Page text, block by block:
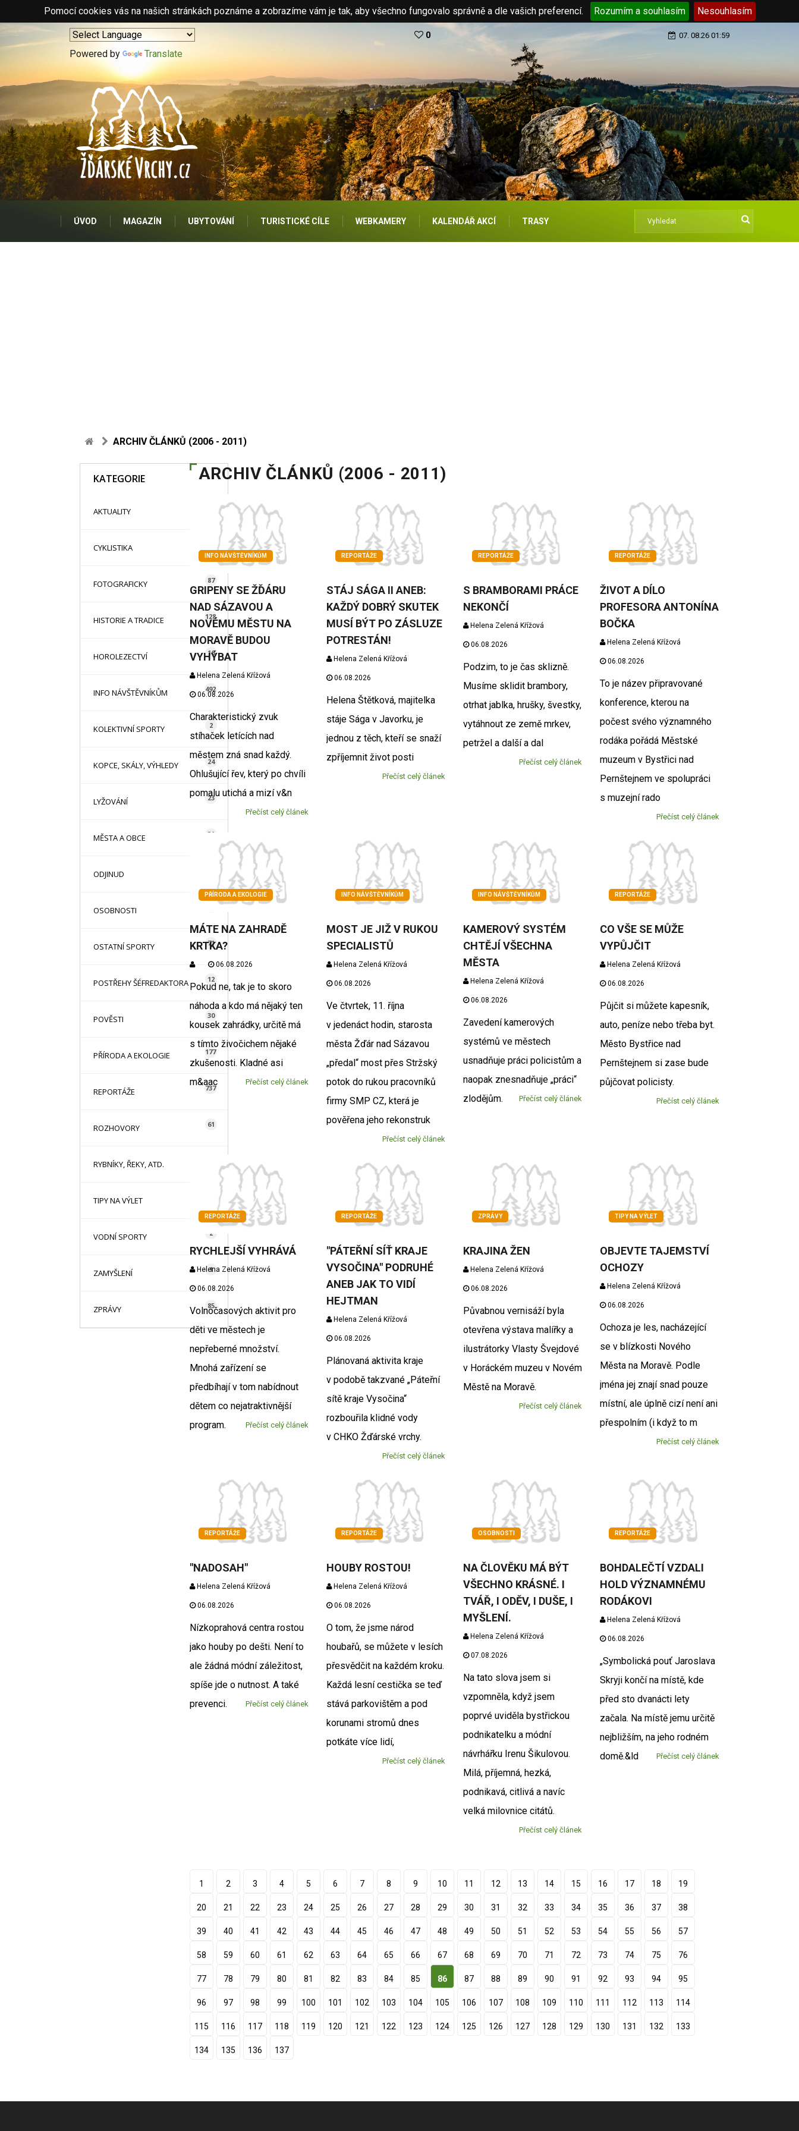
Pomocí cookies vás na našich stránkách poznáme a zobrazíme vám je tak, aby všechno fungovalo správně a dle vašich preferencí. Rozumím a souhlasím Nesouhlasím
Powered by Translate
0 07. 08.26 01:59
ÚVOD MAGAZÍN UBYTOVÁNÍ TURISTICKÉ CÍLE WEBKAMERY KALENDÁŘ AKCÍ TRASY
ARCHIV ČLÁNKŮ (2006 - 2011)
KATEGORIE
AKTUALITY
CYKLISTIKA
FOTOGRAFICKY 87
HISTORIE A TRADICE 128
HOROLEZECTVÍ 16
INFO NÁVŠTĚVNÍKŮM 492
KOLEKTIVNÍ SPORTY 2
KOPCE, SKÁLY, VÝHLEDY 24
LYŽOVÁNÍ 23
MĚSTA A OBCE 31
ODJINUD
OSOBNOSTI
OSTATNÍ SPORTY 71
POSTŘEHY ŠÉFREDAKTORA 12
POVĚSTI 30
PŘÍRODA A EKOLOGIE 177
REPORTÁŽE 737
ROZHOVORY 61
RYBNÍKY, ŘEKY, ATD.
TIPY NA VÝLET
VODNÍ SPORTY 2
ZAMYŠLENÍ 1
ZPRÁVY 85
ARCHIV ČLÁNKŮ (2006 - 2011)
INFO NÁVŠTĚVNÍKŮM
GRIPENY SE ŽĎÁRU
NAD SÁZAVOU A
NOVÉMU MĚSTU NA
MORAVĚ BUDOU
VYHÝBAT
Helena Zelená Křížová
06.08.2026
Charakteristický zvuk
stíhaček letících nad
městem zná snad každý.
Ohlušující řev, který po chvíli
pomalu utichá a mizí v&n
Přečíst celý článek
REPORTÁŽE
STÁJ SÁGA II ANEB:
KAŽDÝ DOBRÝ SKUTEK
MUSÍ BÝT PO ZÁSLUZE
POTRESTÁN!
Helena Zelená Křížová
06.08.2026
Helena Štětková, majitelka
stáje Sága v Javorku, je
jednou z těch, kteří se snaží
zpříjemnit život posti
Přečíst celý článek
REPORTÁŽE
S BRAMBORAMI PRÁCE
NEKONČÍ
Helena Zelená Křížová
06.08.2026
Podzim, to je čas sklizně.
Musíme sklidit brambory,
otrhat jablka, hrušky, švestky,
vytáhnout ze země mrkev,
petržel a další a dal
Přečíst celý článek
REPORTÁŽE
ŽIVOT A DÍLO
PROFESORA ANTONÍNA
BOČKA
Helena Zelená Křížová
06.08.2026
To je název připravované
konference, kterou na
počest svého významného
rodáka pořádá Městské
muzeum v Bystřici nad
Pernštejnem ve spolupráci
s muzejní rado
Přečíst celý článek
PŘÍRODA A EKOLOGIE
MÁTE NA ZAHRADĚ
KRTKA?
06.08.2026
Pokud ne, tak je to skoro
náhoda a kdo má nějaký ten
kousek zahrádky, určitě má
s tímto živočichem nějaké
zkušenosti. Kladné asi
m&aac
Přečíst celý článek
INFO NÁVŠTĚVNÍKŮM
MOST JE JIŽ V RUKOU
SPECIALISTŮ
Helena Zelená Křížová
06.08.2026
Ve čtvrtek, 11. října
v jedenáct hodin, starosta
města Žďár nad Sázavou
„předal“ most přes Stržský
potok do rukou pracovníků
firmy SMP CZ, která je
pověřena jeho rekonstruk
Přečíst celý článek
INFO NÁVŠTĚVNÍKŮM
KAMEROVÝ SYSTÉM
CHTĚJÍ VŠECHNA
MĚSTA
Helena Zelená Křížová
06.08.2026
Zavedení kamerových
systémů ve městech
usnadňuje práci policistům a
naopak znesnadňuje „práci“
zlodějům.
Přečíst celý článek
REPORTÁŽE
CO VŠE SE MŮŽE
VYPŮJČIT
Helena Zelená Křížová
06.08.2026
Půjčit si můžete kapesník,
auto, peníze nebo třeba byt.
Město Bystřice nad
Pernštejnem si zase bude
půjčovat policisty.
Přečíst celý článek
REPORTÁŽE
RYCHLEJŠÍ VYHRÁVÁ
Helena Zelená Křížová
06.08.2026
Volnočasových aktivit pro
děti ve městech je
nepřeberné množství.
Mnohá zařízení se
předbíhají v tom nabídnout
dětem co nejatraktivnější
program.
Přečíst celý článek
REPORTÁŽE
"PÁTEŘNÍ SÍŤ KRAJE
VYSOČINA" PODRUHÉ
ANEB JAK TO VIDÍ
HEJTMAN
Helena Zelená Křížová
06.08.2026
Plánovaná aktivita kraje
v podobě takzvané „Páteřní
sítě kraje Vysočina“
rozbouřila klidné vody
v CHKO Žďárské vrchy.
Přečíst celý článek
ZPRÁVY
KRAJINA ŽEN
Helena Zelená Křížová
06.08.2026
Půvabnou vernisáží byla
otevřena výstava malířky a
ilustrátorky Vlasty Švejdové
v Horáckém muzeu v Novém
Městě na Moravě.
Přečíst celý článek
TIPY NA VÝLET
OBJEVTE TAJEMSTVÍ
OCHOZY
Helena Zelená Křížová
06.08.2026
Ochoza je les, nacházející
se v blízkosti Nového
Města na Moravě. Podle
jména jej znají snad pouze
místní, ale úplně cizí není ani
přespolním (i když to m
Přečíst celý článek
REPORTÁŽE
"NADOSAH"
Helena Zelená Křížová
06.08.2026
Nízkoprahová centra rostou
jako houby po dešti. Není to
ale žádná módní záležitost,
spíše jde o nutnost. A také
prevenci.
Přečíst celý článek
REPORTÁŽE
HOUBY ROSTOU!
Helena Zelená Křížová
06.08.2026
O tom, že jsme národ
houbařů, se můžete v lesích
přesvědčit na každém kroku.
Každá lesní cestička se teď
stává parkovištěm a pod
korunami stromů dnes
potkáte více lidí,
Přečíst celý článek
OSOBNOSTI
NA ČLOVĚKU MÁ BÝT
VŠECHNO KRÁSNÉ. I
TVÁŘ, I ODĚV, I DUŠE, I
MYŠLENÍ.
Helena Zelená Křížová
07.08.2026
Na tato slova jsem si
vzpomněla, když jsem
poprvé uviděla bystřickou
podnikatelku a módní
návrhářku Irenu Šikulovou.
Milá, příjemná, hezká,
podnikavá, citlivá a navíc
velká milovnice citátů.
Přečíst celý článek
REPORTÁŽE
BOHDALEČTÍ VZDALI
HOLD VÝZNAMNÉMU
RODÁKOVI
Helena Zelená Křížová
06.08.2026
„Symbolická pouť Jaroslava
Skryji končí na místě, kde
před sto dvanácti lety
začala. Na místě jemu určitě
nejbližším, na jeho rodném
domě.&ld
Přečíst celý článek
1 2 3 4 5 6 7 8 9 10 11 12 13 14 15 16 17 18 19
20 21 22 23 24 25 26 27 28 29 30 31 32 33 34 35 36 37 38
39 40 41 42 43 44 45 46 47 48 49 50 51 52 53 54 55 56 57
58 59 60 61 62 63 64 65 66 67 68 69 70 71 72 73 74 75 76
77 78 79 80 81 82 83 84 85 86 87 88 89 90 91 92 93 94 95
96 97 98 99 100 101 102 103 104 105 106 107 108 109 110 111 112 113 114
115 116 117 118 119 120 121 122 123 124 125 126 127 128 129 130 131 132 133
134 135 136 137